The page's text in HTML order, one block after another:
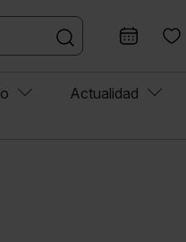
Actualidad